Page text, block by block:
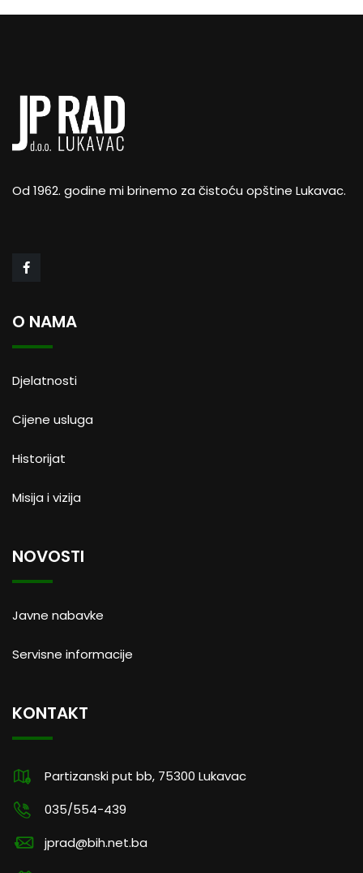
Od 1962. godine mi brinemo za čistoću opštine Lukavac.
O NAMA
Djelatnosti
Cijene usluga
Historijat
Misija i vizija
NOVOSTI
Javne nabavke
Servisne informacije
KONTAKT
Partizanski put bb, 75300 Lukavac
035/554-439
jprad@bih.net.ba